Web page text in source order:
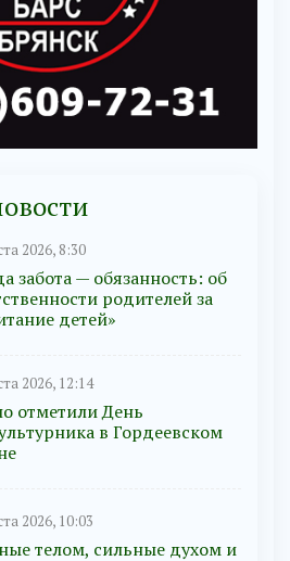
2026, 8:30
забота — обязанность: об
родителей за
детей»
2026, 12:14
отметили День
в Гордеевском
2026, 10:03
телом, сильные духом и